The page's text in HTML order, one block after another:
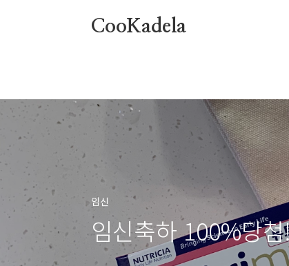
CooKadela
임신
임신축하 100%당